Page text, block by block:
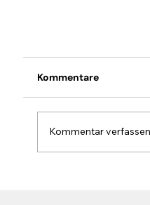
Kommentare
Kommentar